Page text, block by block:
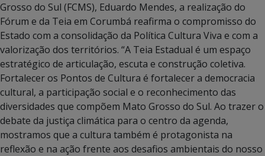
Grosso do Sul (FCMS), Eduardo Mendes, a realização do
Fórum e da Teia em Corumbá reafirma o compromisso do
Estado com a consolidação da Política Cultura Viva e com a
valorização dos territórios. “A Teia Estadual é um espaço
estratégico de articulação, escuta e construção coletiva.
Fortalecer os Pontos de Cultura é fortalecer a democracia
cultural, a participação social e o reconhecimento das
diversidades que compõem Mato Grosso do Sul. Ao trazer o
debate da justiça climática para o centro da agenda,
mostramos que a cultura também é protagonista na
reflexão e na ação frente aos desafios ambientais do nosso